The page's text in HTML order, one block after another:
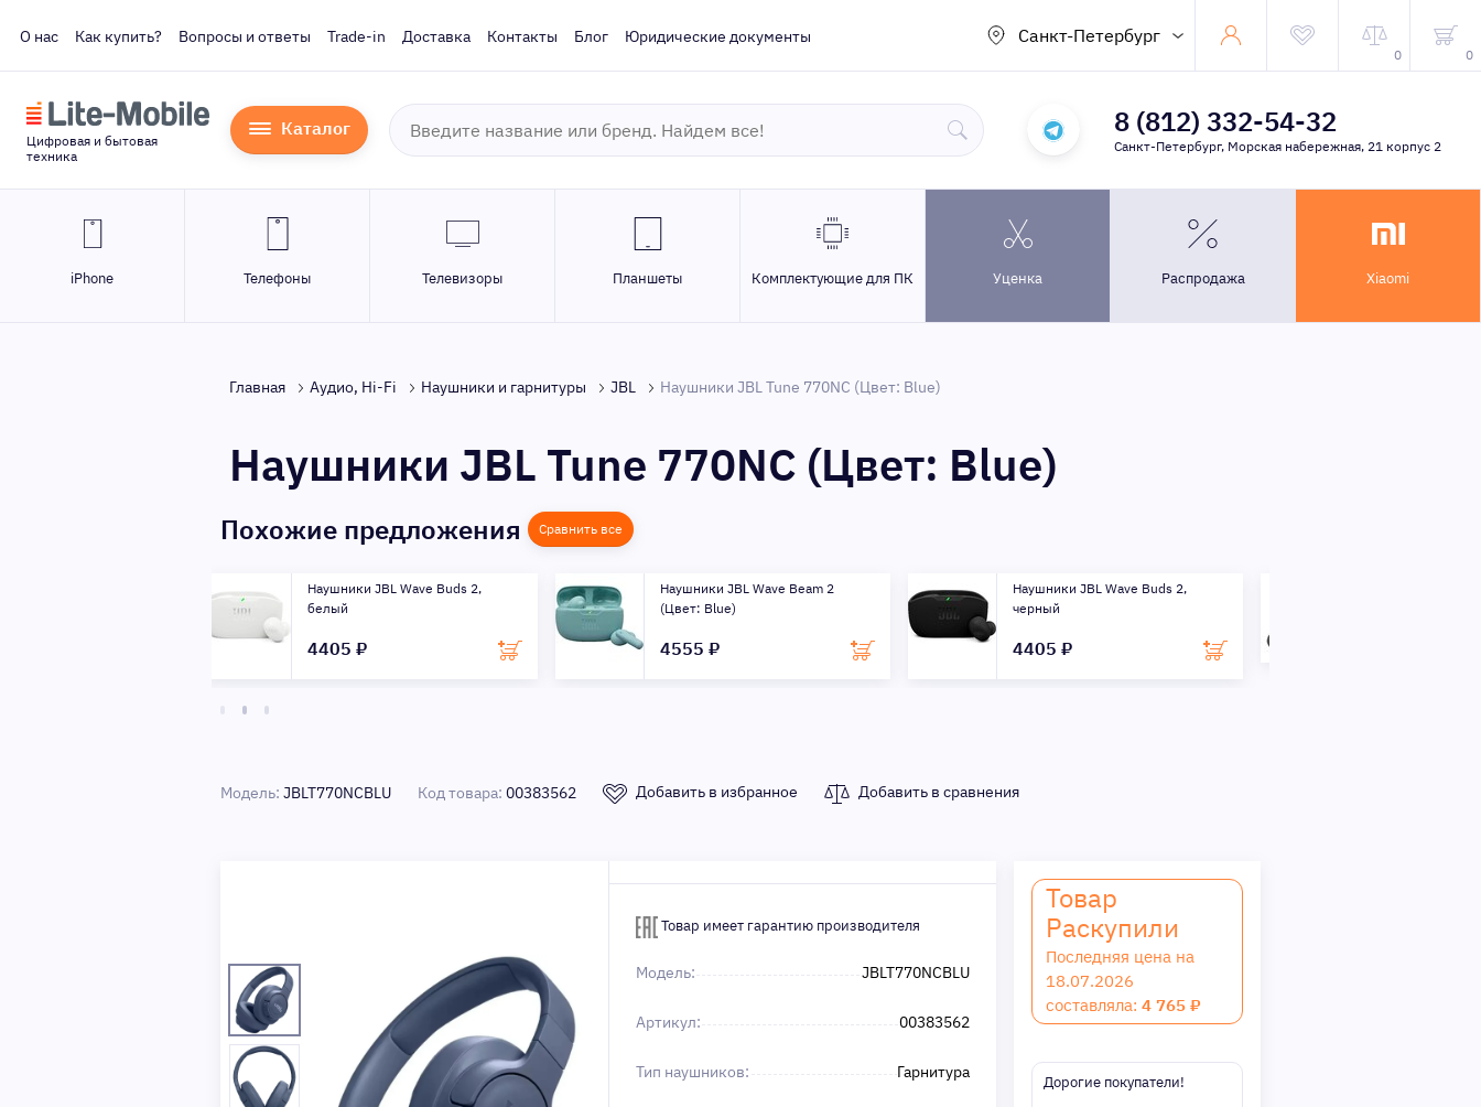
О нас Как купить? Вопросы и ответы Trade-in Доставка Контакты Блог Юридические документы Санкт-Петербург
0 0
Цифровая и бытовая
техника
Каталог 8 (812) 332-54-32
Санкт-Петербург, Морская набережная, 21 корпус 2
iPhone Телефоны Телевизоры Планшеты Комплектующие для ПК Уценка Распродажа Xiaomi
Главная Аудио, Hi-Fi Наушники и гарнитуры JBL Наушники JBL Tune 770NC (Цвет: Blue)
Наушники JBL Tune 770NC (Цвет: Blue)
Похожие предложения Сравнить все
Наушники JBL Wave Beam 2
(Цвет: Blue)
4555 ₽
Наушники JBL Wave Buds 2,
черный
4405 ₽
Наушники JBL Tune 730, черный
Модель: JBLT770NCBLU Код товара: 00383562 Добавить в избранное Добавить в сравнения
Товар имеет гарантию производителя
Модель: JBLT770NCBLU
Артикул: 00383562
Тип наушников: Гарнитура
Товар
Раскупили
Последняя цена на
18.07.2026
составляла: 4 765 ₽
Дорогие покупатели!